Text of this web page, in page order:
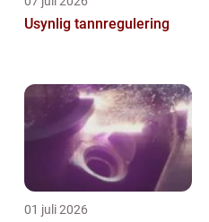
Usynlig tannregulering
01 juli 2026